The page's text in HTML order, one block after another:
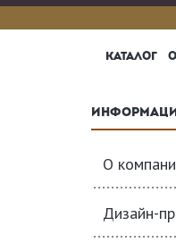
КАТАЛОГ
О
Дизайн-